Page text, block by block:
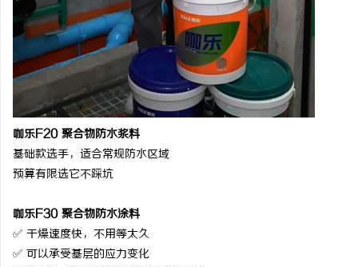
咖乐F20 聚合物防水浆料
基础款选手，适合常规防水区域
预算有限选它不踩坑
咖乐F30 聚合物防水涂料
✅ 干燥速度快，不用等太久
✅ 可以承受基层的应力变化